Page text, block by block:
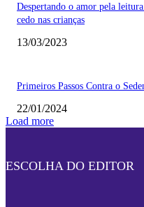
Despertando o amor pela
cedo nas crianças
13/03/2023
Primeiros Passos Contra o
22/01/2024
Load more
ESCOLHA DO EDITOR